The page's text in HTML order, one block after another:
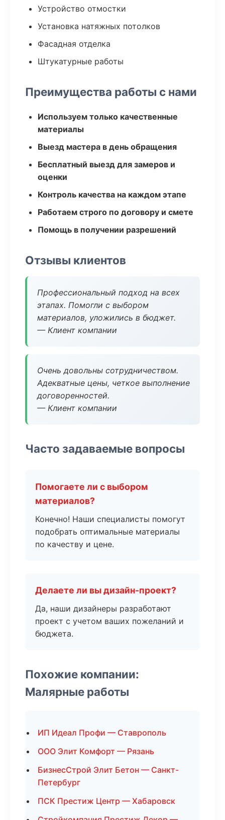
Устройство отмостки
Установка натяжных потолков
Фасадная отделка
Штукатурные работы
Преимущества работы с нами
Используем только качественные
материалы
Выезд мастера в день обращения
Бесплатный выезд для замеров и
оценки
Контроль качества на каждом этапе
Работаем строго по договору и смете
Помощь в получении разрешений
Отзывы клиентов
Профессиональный подход на всех
этапах. Помогли с выбором
материалов, уложились в бюджет.
— Клиент компании
Очень довольны сотрудничеством.
Адекватные цены, четкое выполнение
договоренностей.
— Клиент компании
Часто задаваемые вопросы
Помогаете ли с выбором
материалов?
Конечно! Наши специалисты помогут
подобрать оптимальные материалы
по качеству и цене.
Делаете ли вы дизайн-проект?
Да, наши дизайнеры разработают
проект с учетом ваших пожеланий и
бюджета.
Похожие компании:
Малярные работы
ИП Идеал Профи — Ставрополь
ООО Элит Комфорт — Рязань
БизнесСтрой Элит Бетон — Санкт-
Петербург
ПСК Престиж Центр — Хабаровск